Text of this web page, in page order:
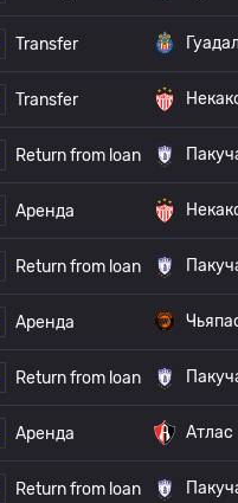
Transfer
Transfer
Return from loan
Аренда
Return from loan
Аренда
Return from loan
Аренда Атлас
Return from loan